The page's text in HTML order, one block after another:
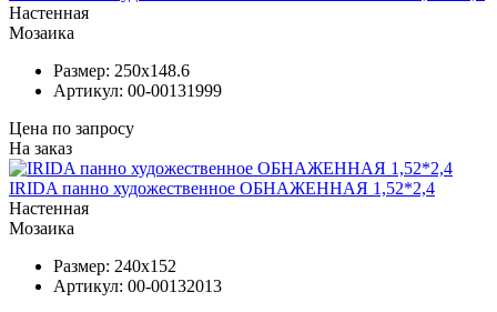
Настенная
Мозаика
Размер: 250x148.6
Артикул: 00-00131999
Цена по запросу
На заказ
IRIDA панно художественное ОБНАЖЕННАЯ 1,52*2,4
Настенная
Мозаика
Размер: 240x152
Артикул: 00-00132013